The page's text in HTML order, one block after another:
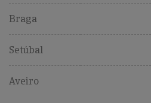
Braga
Setúbal
Aveiro